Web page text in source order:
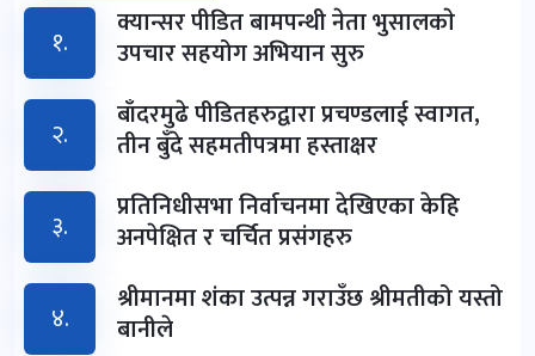
१. क्यान्सर पीडित बामपन्थी नेता भुसालकाे
उपचार सहयोग अभियान सुरु
२.
बाँदरमुढे पीडितहरुद्वारा प्रचण्डलाई स्वागत,
तीन बुँदे सहमतीपत्रमा हस्ताक्षर
३.
प्रतिनिधीसभा निर्वाचनमा देखिएका केहि
अनपेक्षित र चर्चित प्रसंगहरु
४.
श्रीमानमा शंका उत्पन्न गराउँछ श्रीमतीको यस्तो
बानीले